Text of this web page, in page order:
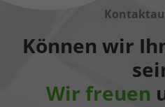
Können wir
Wir freuen